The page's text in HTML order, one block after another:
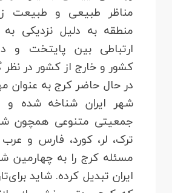
مناظر طبیعی و طبیعت
منطقه به دلیل نزدیکی به
ارتباطی بین پایتخت و
کشور و خارج از کشور در
در حال حاضر کرج به عنوان
شهر ایران شناخه شده و
جمعیتی متنوعی همچون
ترک، لر، کورد، فارس و
مسئله کرج را به چهارمین
ایران تبدیل کرده. شاید